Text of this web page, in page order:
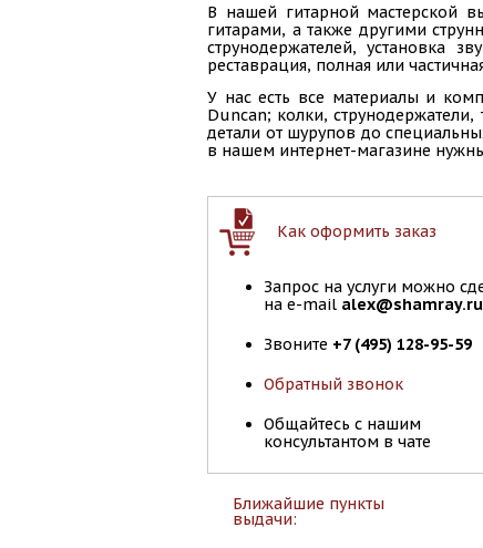
В нашей гитарной мастерской
гитарами, а также другими
струнодержателей, установка
реставрация, полная или
У нас есть все материалы и
Duncan; колки,
детали от шурупов до
в нашем интернет-магазине
Как оформить заказ
Запрос на услуги можно
на e-mail alex@shamray.ru
Звоните +7 (495) 128-95-59
Обратный звонок
Общайтесь с нашим
консультантом в чате
Ближайшие пункты
выдачи: